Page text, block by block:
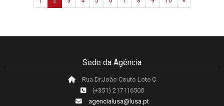
Sede da Agência
Rua Dr.João Couto Lote C
(+351) 217116500
agencialusa@lusa.pt